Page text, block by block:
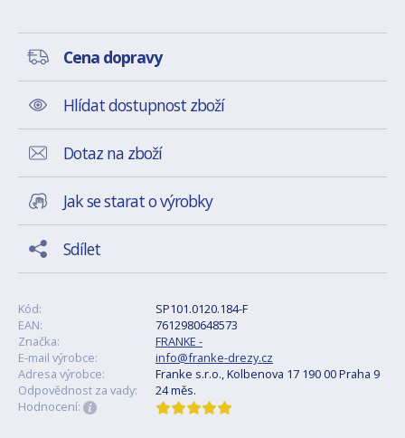
Cena dopravy
Hlídat dostupnost zboží
Dotaz na zboží
Jak se starat o výrobky
Sdílet
Kód:
SP101.0120.184-F
EAN:
7612980648573
Značka:
FRANKE -
E-mail výrobce:
info@franke-drezy.cz
Adresa výrobce:
Franke s.r.o., Kolbenova 17 190 00 Praha 9
Odpovědnost za vady:
24 měs.
Hodnocení: